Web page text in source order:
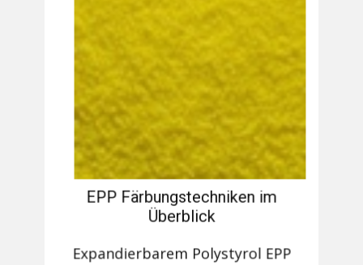
EPP Färbungstechniken im
Überblick
Expandierbarem Polystyrol EPP